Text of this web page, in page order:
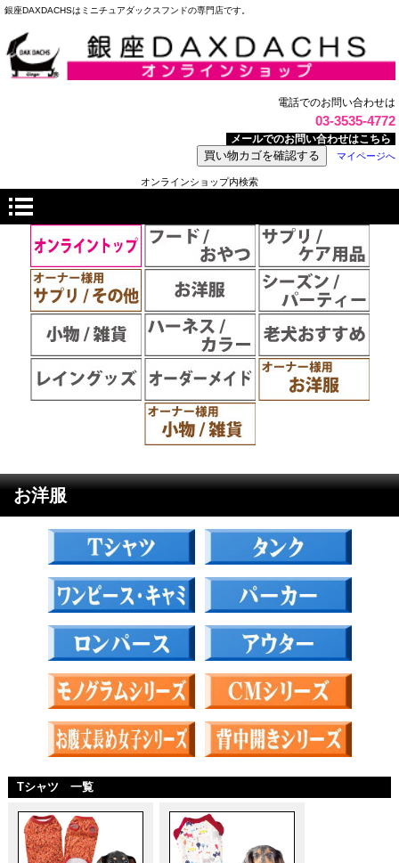
銀座DAXDACHSはミニチュアダックスフンドの専門店です。
電話でのお問い合わせは
03-3535-4772
メールでのお問い合わせはこちら
マイページへ
オンラインショップ内検索
お洋服
Tシャツ 一覧